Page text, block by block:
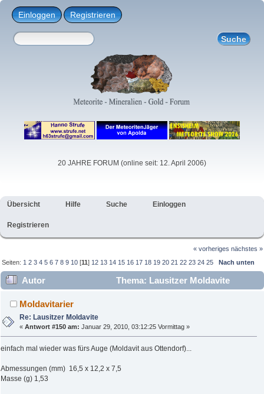
Einloggen Registrieren
20 JAHRE FORUM (online seit: 12. April 2006)
Übersicht Hilfe Suche Einloggen
Registrieren
« vorheriges nächstes »
Seiten: 1 2 3 4 5 6 7 8 9 10 [11] 12 13 14 15 16 17 18 19 20 21 22 23 24 25 Nach unten
Autor
Thema: Lausitzer Moldavite
(Gelesen 235910 mal)
Moldavitarier
Re: Lausitzer Moldavite
«Antwort #150 am: Januar 29, 2010, 03:12:25 Vormittag »
einfach mal wieder was fürs Auge (Moldavit aus Ottendorf)...
Abmessungen (mm) 16,5 x 12,2 x 7,5
Masse (g) 1,53